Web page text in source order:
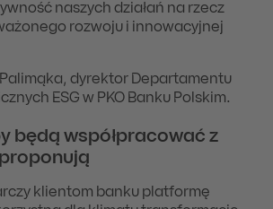
naszych działań na rzecz
rozwoju i innowacyjnej
dyrektor Departamentu
ESG w PKO Banku Polskim.
będą współpracować z
klientom banku platformę